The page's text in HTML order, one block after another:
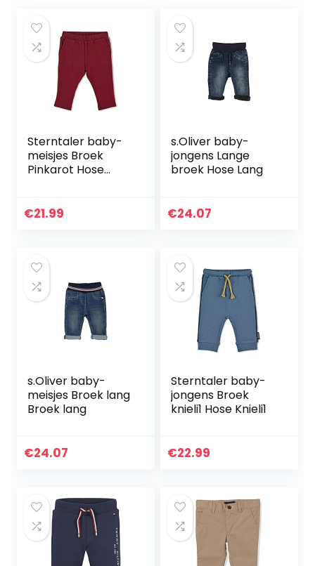
Sterntaler baby-
meisjes Broek
Pinkarot Hose
€21.99
s.Oliver baby-
jongens Lange
broek Hose Lang
€24.07
s.Oliver baby-
meisjes Broek lang
Broek lang
€24.07
Sterntaler baby-
jongens Broek
knieli1 Hose Knieli1
€22.99